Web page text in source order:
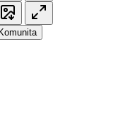
Komunita